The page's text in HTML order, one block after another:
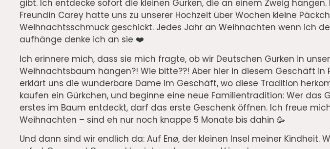
gibt. Ich entdecke sofort die kleinen Gurken, die an einem Zweig hängen.
Freundin Carey hatte uns zu unserer Hochzeit über Wochen kleine
Weihnachtsschmuck geschickt. Jedes Jahr an Weihnachten wenn ich
aufhänge denke ich an sie ❤️
Ich erinnere mich, dass sie mich fragte, ob wir Deutschen Gurken in
Weihnachtsbaum hängen?! Wie bitte??! Aber hier in diesem Geschäft in
erklärt uns die wunderbare Dame im Geschäft, wo diese Tradition
kaufen ein Gürkchen, und beginne eine neue Familientradition: Wer das
erstes im Baum entdeckt, darf das erste Geschenk öffnen. Ich freue
Weihnachten – sind eh nur noch knappe 5 Monate bis dahin 🥳
Und dann sind wir endlich da: Auf Enø, der kleinen Insel meiner Kindheit.